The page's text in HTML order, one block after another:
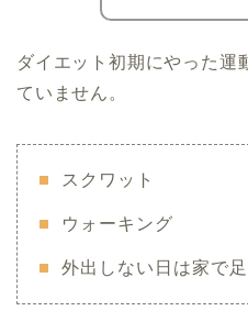
ダイエット初期にやった運
ていません。
スクワット
ウォーキング
外出しない日は家で